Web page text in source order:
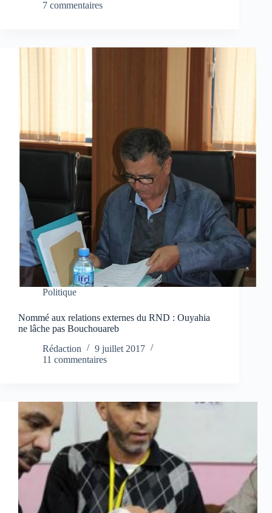
7 commentaires
Politique
Nommé aux relations externes du RND : Ouyahia
ne lâche pas Bouchouareb
Rédaction
9 juillet 2017
11 commentaires